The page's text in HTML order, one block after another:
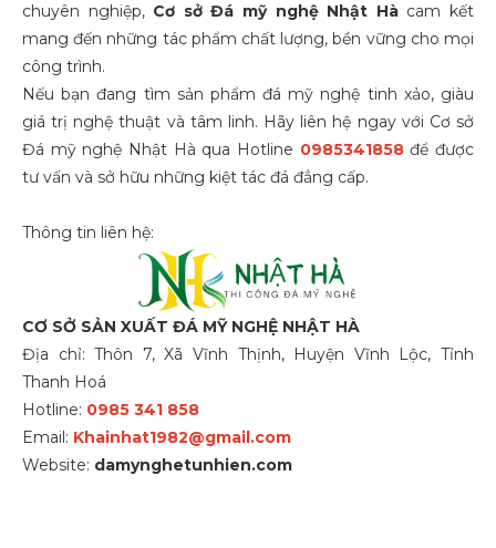
chuyên nghiệp, Cơ sở Đá mỹ nghệ Nhật Hàcam kết
mang đến những tác phẩm chất lượng, bền vững cho mọi
công trình.
Nếu bạn đang tìm sản phẩm đá mỹ nghệ tinh xảo, giàu
giá trị nghệ thuật và tâm linh. Hãy liên hệ ngay với Cơ sở
Đá mỹ nghệ Nhật Hà qua Hotline 0985341858 để được
tư vấn và sở hữu những kiệt tác đá đẳng cấp.
Thông tin liên hệ:
CƠ SỞ SẢN XUẤT ĐÁ MỸ NGHỆ NHẬT HÀ
Địa chỉ: Thôn 7, Xã Vĩnh Thịnh, Huyện Vĩnh Lộc, Tỉnh
Thanh Hoá
Hotline: 0985 341 858
Email: Khainhat1982@gmail.com
Website: damynghetunhien.com